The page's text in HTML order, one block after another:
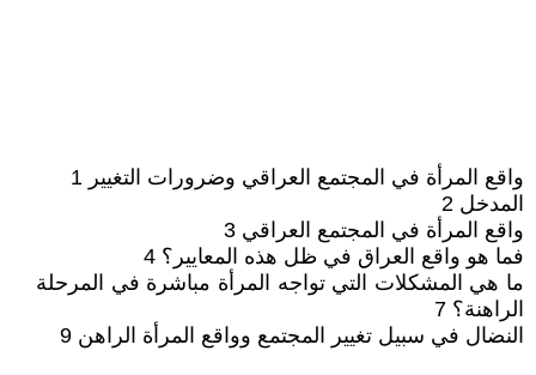
واقع المرأة في المجتمع العراقي وضرورات التغيير 1
المدخل 2
واقع المرأة في المجتمع العراقي 3
فما هو واقع العراق في ظل هذه المعايير؟ 4
ما هي المشكلات التي تواجه المرأة مباشرة في المرحلة
الراهنة؟ 7
النضال في سبيل تغيير المجتمع وواقع المرأة الراهن 9